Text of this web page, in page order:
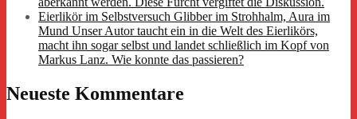
Eierlikör im Selbstversuch Glibber im Strohhalm, Aura im
Mund Unser Autor taucht ein in die Welt des Eierlikörs,
macht ihn sogar selbst und landet schließlich im Kopf von
Markus Lanz. Wie konnte das passieren?
Neueste Kommentare